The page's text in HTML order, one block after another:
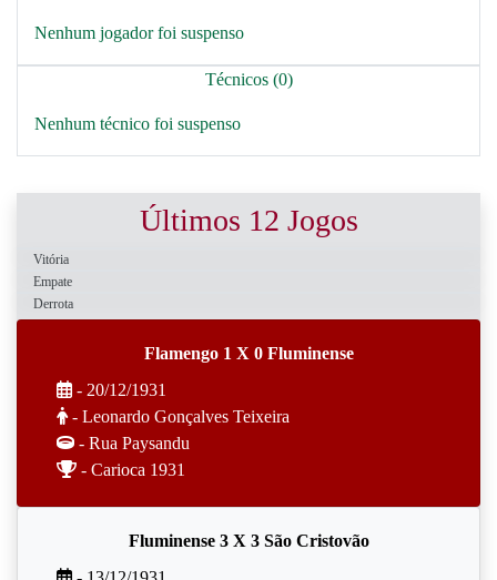
Nenhum jogador foi suspenso
Técnicos (0)
Nenhum técnico foi suspenso
Últimos 12 Jogos
Vitória
Empate
Derrota
Flamengo 1 X 0 Fluminense
- 20/12/1931
- Leonardo Gonçalves Teixeira
- Rua Paysandu
- Carioca 1931
Fluminense 3 X 3 São Cristovão